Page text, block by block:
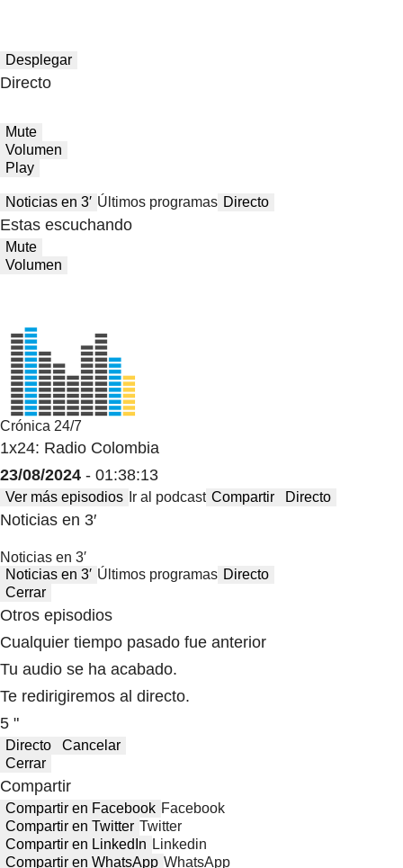
Desplegar
Directo
Mute
Volumen
Play
Noticias en 3′ Últimos programas Directo
Estas escuchando
Mute
Volumen
Crónica 24/7
1x24: Radio Colombia
23/08/2024 - 01:38:13
Ver más episodios Ir al podcast Compartir Directo
Noticias en 3′
Noticias en 3′
Noticias en 3′ Últimos programas Directo
Cerrar
Otros episodios
Cualquier tiempo pasado fue anterior
Tu audio se ha acabado.
Te redirigiremos al directo.
5 "
Directo
Cancelar
Cerrar
Compartir
Compartir en Facebook Facebook
Compartir en Twitter Twitter
Compartir en LinkedIn Linkedin
Compartir en WhatsApp WhatsApp